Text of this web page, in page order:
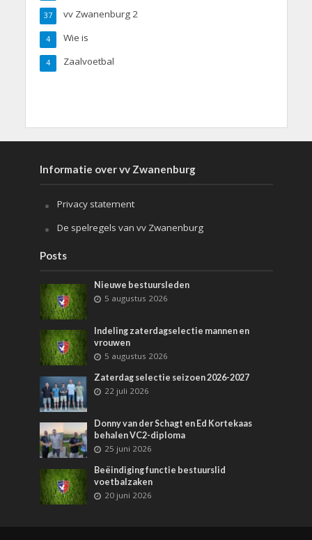
vv Zwanenburg 2
37
Wie is
4
Zaalvoetbal
4
Informatie over vv Zwanenburg
Privacy statement
De spelregels van vv Zwanenburg
Posts
Nieuwe bestuursleden
5 augustus 2026
Indeling zaterdagselectie mannen en
vrouwen
5 augustus 2026
Zaterdag selectie seizoen 2026-2027
22 juli 2026
Donny van der Schagt en Ed Kortekaas
behalen VC2-diploma
25 juni 2026
Beëindiging functie bestuurslid
voetbalzaken
20 juni 2026